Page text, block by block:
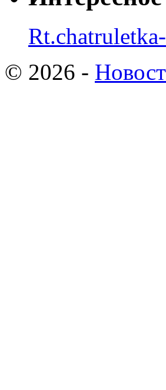
© 2026 -